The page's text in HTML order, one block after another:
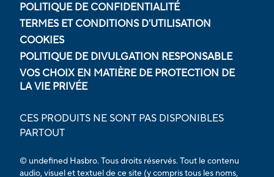
POLITIQUE DE CONFIDENTIALITÉ
TERMES ET CONDITIONS D'UTILISATION
COOKIES
POLITIQUE DE DIVULGATION RESPONSABLE
VOS CHOIX EN MATIÈRE DE PROTECTION DE
LA VIE PRIVÉE
CES PRODUITS NE SONT PAS DISPONIBLES
PARTOUT
© undefined Hasbro. Tous droits réservés. Tout le contenu
audio, visuel et textuel de ce site (y compris tous les noms,